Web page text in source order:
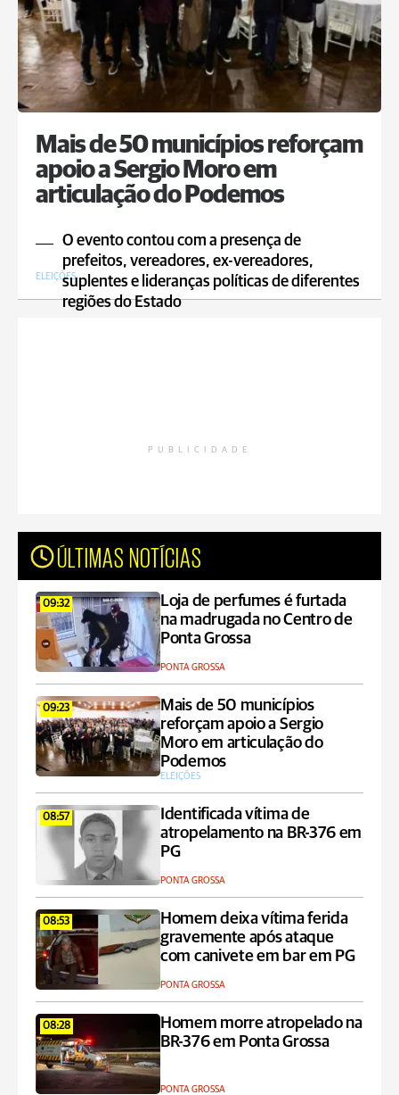
Mais de 50 municípios reforçam
apoio a Sergio Moro em
articulação do Podemos
O evento contou com a presença de
prefeitos, vereadores, ex-vereadores,
suplentes e lideranças políticas de diferentes
regiões do Estado
ELEIÇÕES
PUBLICIDADE
ÚLTIMAS NOTÍCIAS
09:32
Loja de perfumes é furtada
na madrugada no Centro de
Ponta Grossa
PONTA GROSSA
09:23
Mais de 50 municípios
reforçam apoio a Sergio
Moro em articulação do
Podemos
ELEIÇÕES
08:57
Identificada vítima de
atropelamento na BR-376 em
PG
PONTA GROSSA
08:53
Homem deixa vítima ferida
gravemente após ataque
com canivete em bar em PG
PONTA GROSSA
08:28
Homem morre atropelado na
BR-376 em Ponta Grossa
PONTA GROSSA